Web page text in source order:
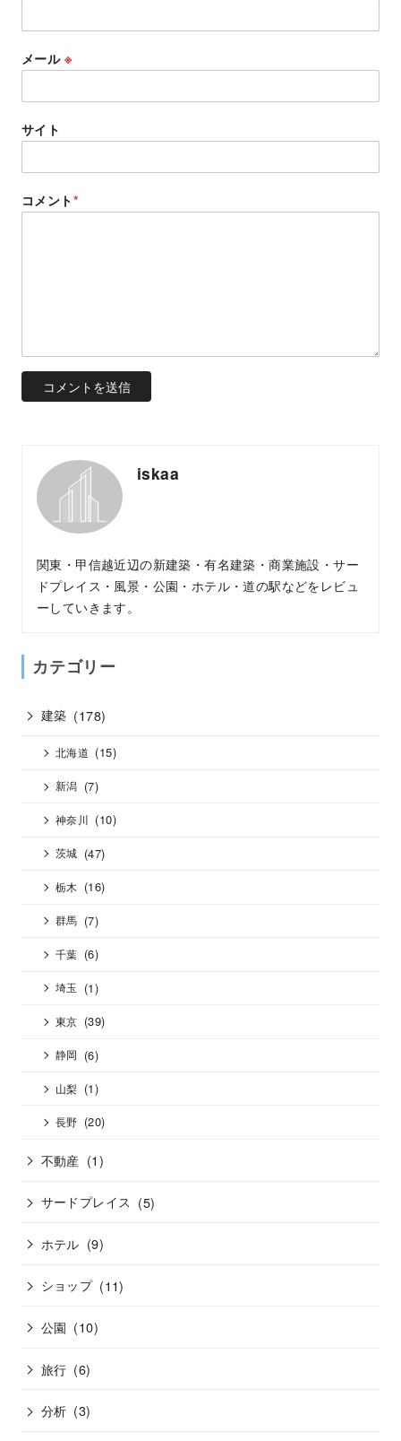
メール ※
サイト
コメント*
iskaa
関東・甲信越近辺の新建築・有名建築・商業施設・サー
ドプレイス・風景・公園・ホテル・道の駅などをレビュ
ーしていきます。
カテゴリー
建築 (178)
北海道 (15)
新潟 (7)
神奈川 (10)
茨城 (47)
栃木 (16)
群馬 (7)
千葉 (6)
埼玉 (1)
東京 (39)
静岡 (6)
山梨 (1)
長野 (20)
不動産 (1)
サードプレイス (5)
ホテル (9)
ショップ (11)
公園 (10)
旅行 (6)
分析 (3)